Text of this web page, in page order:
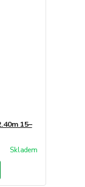
15–
Skladem